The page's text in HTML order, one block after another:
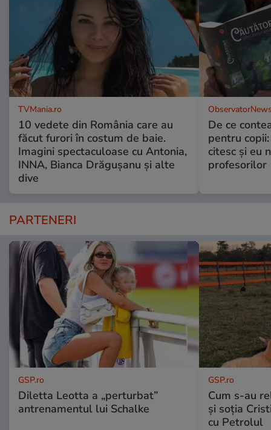
TVMania.ro
10 vedete din România care au
făcut furori în costum de baie.
Imagini spectaculoase cu Antonia,
INNA, Bianca Drăgușanu și alte
dive
De ce
pentru
citesc și eu
profesorilor
PARTENERI
GSP.ro
Diletta Leotta a „perturbat”
antrenamentul lui Schalke
GSP.ro
Cum s-au
și soția
cu Petrolul